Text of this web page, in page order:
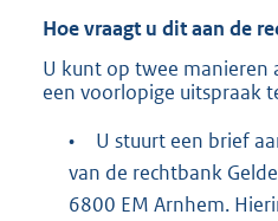
Hoe vraagt u dit aan de
U kunt op twee manieren
een voorlopige uitspraak
•
U stuurt een brief
van de rechtbank
6800 EM Arnhem.